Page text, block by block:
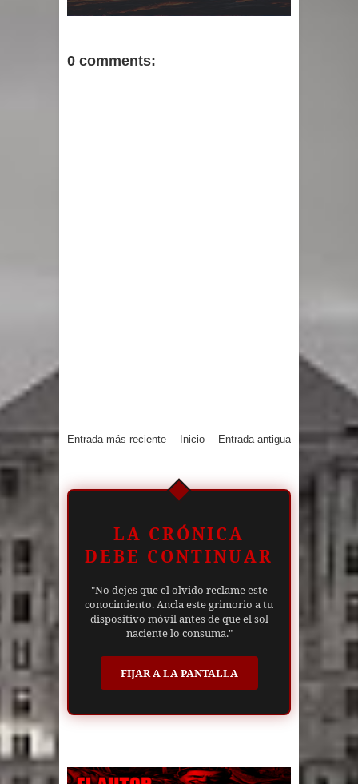
0 comments:
Entrada más reciente Entrada antigua
Inicio
LA CRÓNICA
DEBE CONTINUAR
"No dejes que el olvido reclame este
conocimiento. Ancla este grimorio a tu
dispositivo móvil antes de que el sol
naciente lo consuma."
FIJAR A LA PANTALLA